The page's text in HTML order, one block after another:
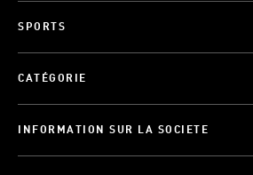
SPORTS
CATÉGORIE
INFORMATION SUR LA SOCIETE